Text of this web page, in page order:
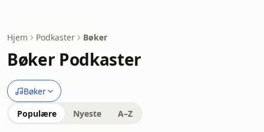
Hjem Podkaster Bøker
Bøker Podkaster
Bøker
Populære Nyeste A–Z